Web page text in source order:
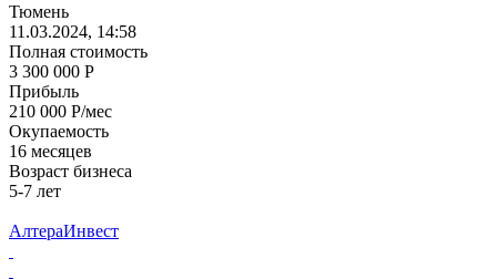
Тюмень
11.03.2024, 14:58
Полная стоимость
3 300 000 Р
Прибыль
210 000 Р/мес
Окупаемость
16 месяцев
Возраст бизнеса
5-7 лет
АлтераИнвест